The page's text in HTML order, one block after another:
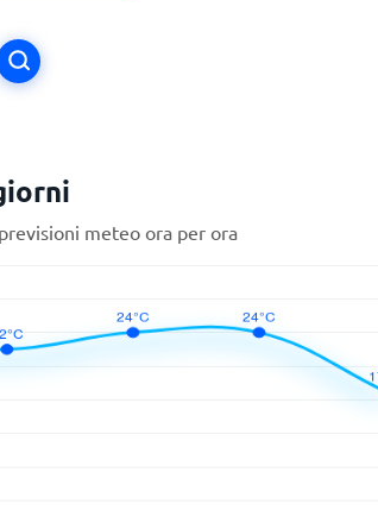
meteo ora per ora